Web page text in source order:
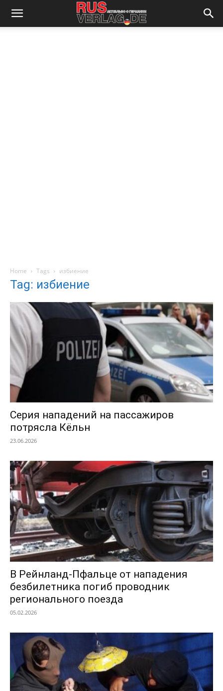
Home Tags избиение
Tag: избиение
Серия нападений на пассажиров
потрясла Кёльн
23.06.2026
В Рейнланд-Пфальце от нападения
безбилетника погиб проводник
регионального поезда
05.02.2026